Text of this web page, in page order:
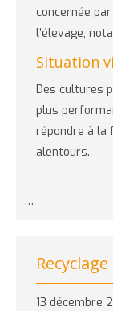
concernée
l’élevage,
Situation
Des cultures
plus
répondre à la
alentours.
…
13 décembre